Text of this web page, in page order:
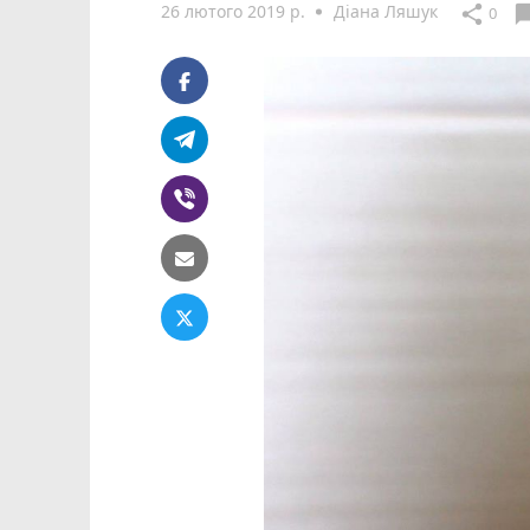
26 лютого 2019 р. Діана Ляшук share 0